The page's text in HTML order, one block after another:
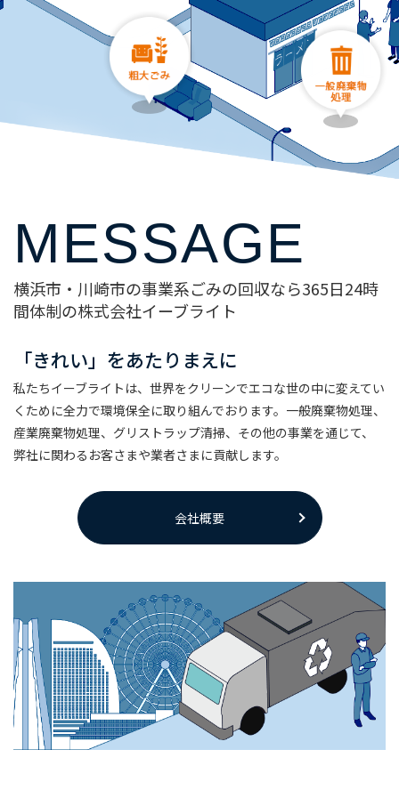
MESSAGE
横浜市・川崎市の事業系ごみの回収なら365日24時
間体制の株式会社イーブライト
「きれい」をあたりまえに
私たちイーブライトは、世界をクリーンでエコな世の中に変えてい
くために全力で環境保全に取り組んでおります。一般廃棄物処理、
産業廃棄物処理、グリストラップ清掃、 その他の事業を通じて、
弊社に関わるお客さまや業者さまに貢献します。
会社概要